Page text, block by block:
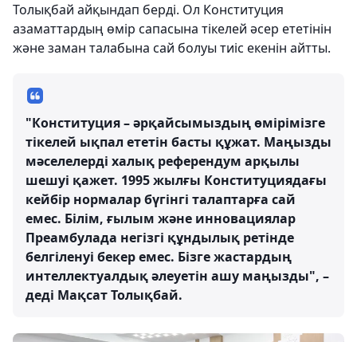
Толықбай айқындап берді. Ол Конституция
азаматтардың өмір сапасына тікелей әсер ететінін
және заман талабына сай болуы тиіс екенін айтты.
"Конституция – әрқайсымыздың өмірімізге
тікелей ықпал ететін басты құжат. Маңызды
мәселелерді халық референдум арқылы
шешуі қажет. 1995 жылғы Конституциядағы
кейбір нормалар бүгінгі талаптарға сай
емес. Білім, ғылым және инновациялар
Преамбулада негізгі құндылық ретінде
белгіленуі бекер емес. Бізге жастардың
интеллектуалдық әлеуетін ашу маңызды", –
деді Мақсат Толықбай.